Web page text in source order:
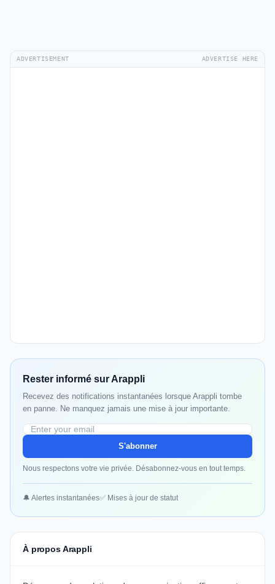
ADVERTISEMENT ADVERTISE HERE
Rester informé sur Arappli
Recevez des notifications instantanées lorsque Arappli tombe
en panne. Ne manquez jamais une mise à jour importante.
S'abonner
Nous respectons votre vie privée. Désabonnez-vous en tout temps.
🔔 Alertes instantanées✅ Mises à jour de statut
À propos Arappli